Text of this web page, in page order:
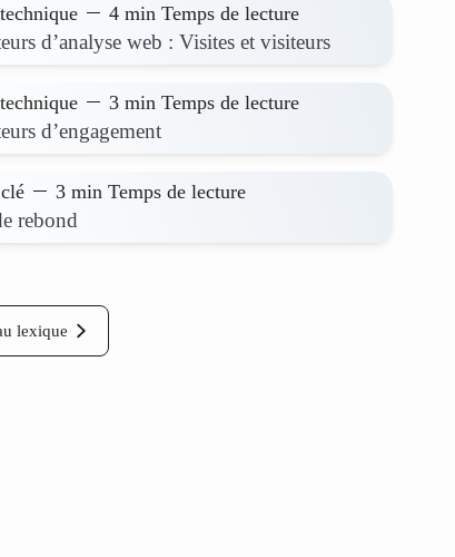
4 min Temps de lecture
d’analyse web : Visites et visiteurs
3 min Temps de lecture
d’engagement
3 min Temps de lecture
rebond
lexique